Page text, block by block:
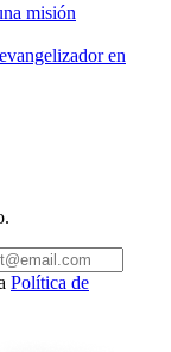
misión
en
Política de